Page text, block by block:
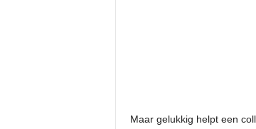
Maar gelukkig helpt een